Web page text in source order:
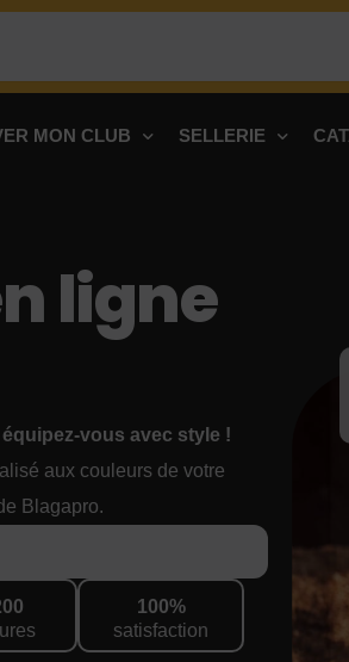
MON CLUB SELLERIE
ligne
vous avec style !
aux couleurs de votre
Blagapro.
100%
satisfaction